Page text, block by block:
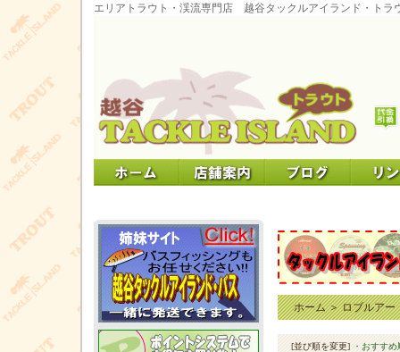
エリアトラウト・渓流専門店 越谷タックルアイランド・トラ
ホーム＞ロブルアー
[並び順を変更] ・おすすめ